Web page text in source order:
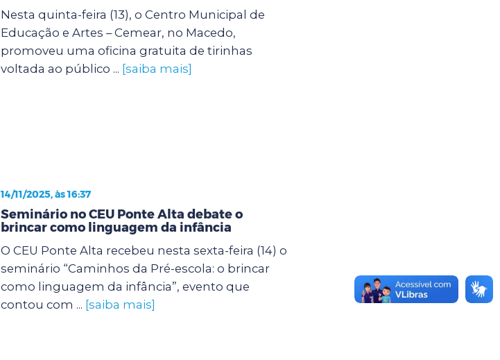
Nesta quinta-feira (13), o Centro Municipal de
Educação e Artes – Cemear, no Macedo,
promoveu uma oficina gratuita de tirinhas
voltada ao público ... [saiba mais]
14/11/2025, às 16:37
Seminário no CEU Ponte Alta debate o
brincar como linguagem da infância
O CEU Ponte Alta recebeu nesta sexta-feira (14) o
seminário “Caminhos da Pré-escola: o brincar
como linguagem da infância”, evento que
contou com ... [saiba mais]